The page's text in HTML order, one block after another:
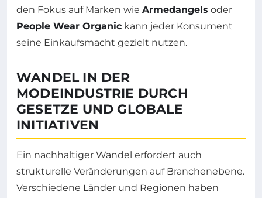
den Fokus auf Marken wie Armedangels oder
People Wear Organic kann jeder Konsument
seine Einkaufsmacht gezielt nutzen.
WANDEL IN DER
MODEINDUSTRIE DURCH
GESETZE UND GLOBALE
INITIATIVEN
Ein nachhaltiger Wandel erfordert auch
strukturelle Veränderungen auf Branchenebene.
Verschiedene Länder und Regionen haben